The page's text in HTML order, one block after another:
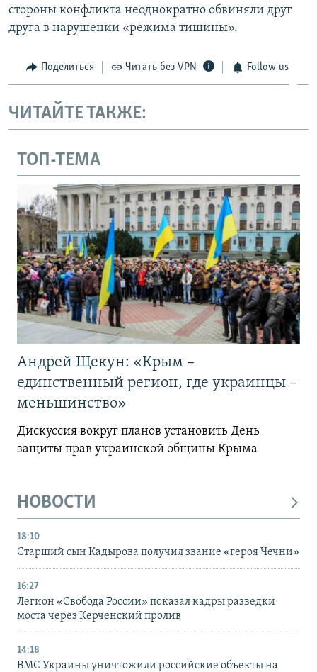
стороны конфликта неоднократно обвиняли друг
друга в нарушении «режима тишины».
Поделиться Читать без VPN Follow us
ЧИТАЙТЕ ТАКЖЕ:
ТОП-ТЕМА
Андрей Щекун: «Крым –
единственный регион, где украинцы –
меньшинство»
Дискуссия вокруг планов установить День
защиты прав украинской общины Крыма
НОВОСТИ
18:10
Старший сын Кадырова получил звание «героя Чечни»
16:27
Легион «Свобода России» показал кадры разведки
моста через Керченский пролив
14:18
ВМС Украины уничтожили российские объекты на